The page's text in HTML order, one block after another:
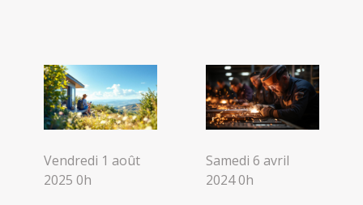
Vendredi 1 août
2025 0h
Samedi 6 avril
2024 0h